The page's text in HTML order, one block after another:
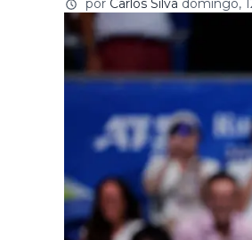
por Carlos Silva domingo,